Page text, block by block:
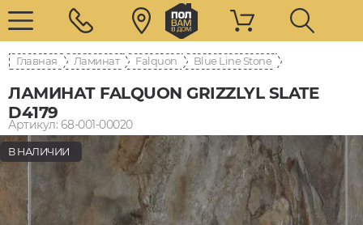
Главная Ламинат Falquon Blue Line Stone
ЛАМИНАТ FALQUON GRIZZLYL SLATE
D4179
Артикул: 68-001-00020
В НАЛИЧИИ